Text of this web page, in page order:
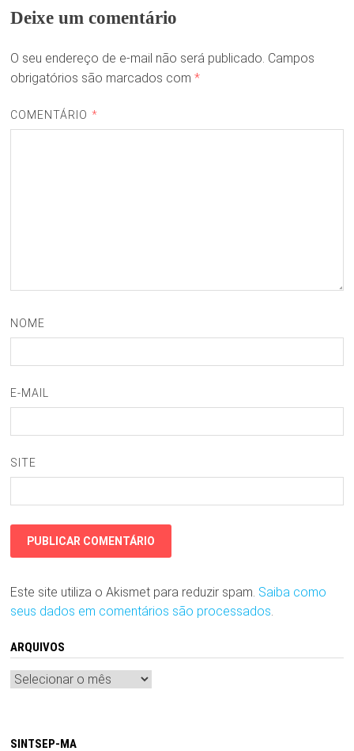
Deixe um comentário
O seu endereço de e-mail não será publicado. Campos
obrigatórios são marcados com *
COMENTÁRIO *
NOME
E-MAIL
SITE
Este site utiliza o Akismet para reduzir spam. Saiba como
seus dados em comentários são processados
ARQUIVOS
Arquivos
SINTSEP-MA